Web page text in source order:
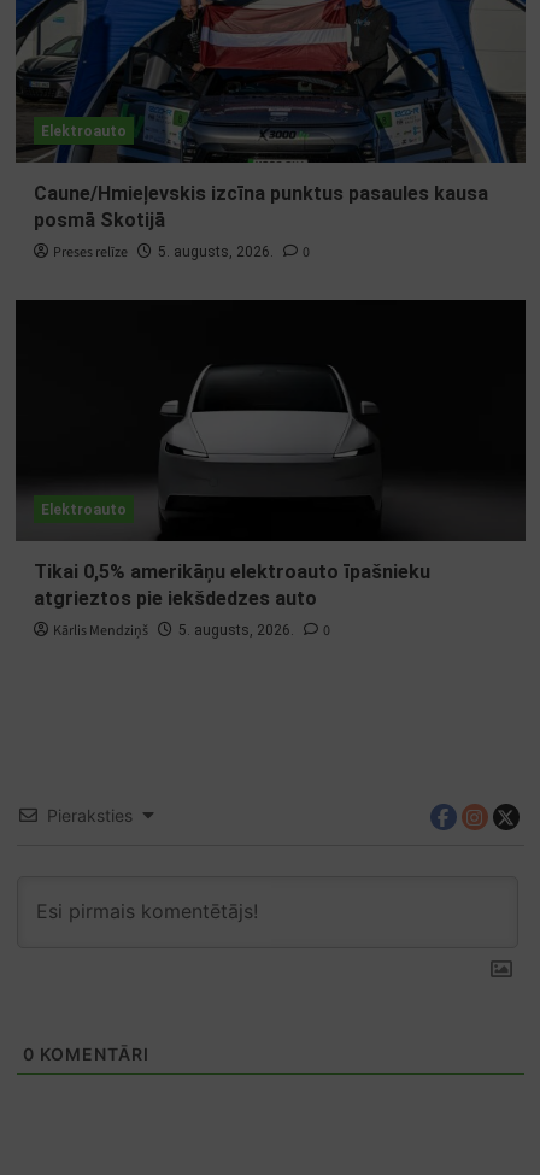
Elektroauto
Caune/Hmieļevskis izcīna punktus pasaules kausa
posmā Skotijā
Preses relīze 5. augusts, 2026. 0
Elektroauto
Tikai 0,5% amerikāņu elektroauto īpašnieku
atgrieztos pie iekšdedzes auto
Kārlis Mendziņš 5. augusts, 2026. 0
Pieraksties
0 KOMENTĀRI